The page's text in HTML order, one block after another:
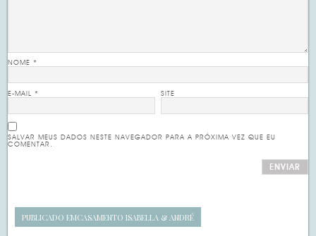
NOME*
E-MAIL* SITE
SALVAR MEUS DADOS NESTE NAVEGADOR PARA A PRÓXIMA VEZ QUE EU
COMENTAR.
PUBLICADO EMCASAMENTO ISABELLA & ANDRÉ